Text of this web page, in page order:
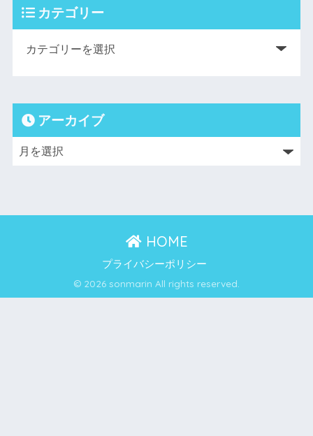
カテゴリー
アーカイブ
HOME
プライバシーポリシー
© 2026 sonmarin All rights reserved.